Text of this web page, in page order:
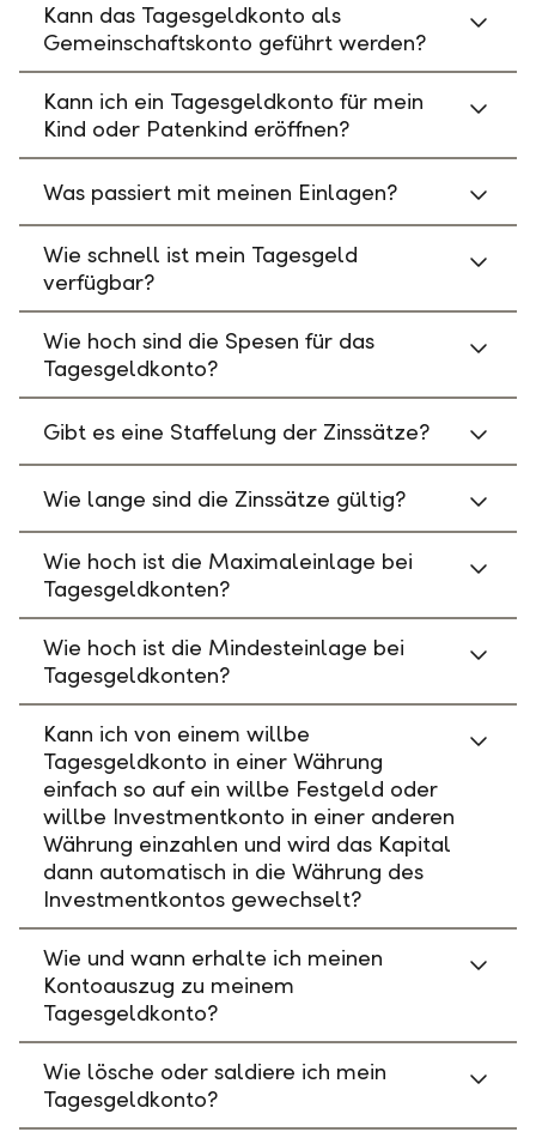
Kann das Tagesgeldkonto als
Gemeinschaftskonto geführt werden?
Kann ich ein Tagesgeldkonto für mein
Kind oder Patenkind eröffnen?
Was passiert mit meinen Einlagen?
Wie schnell ist mein Tagesgeld
verfügbar?
Wie hoch sind die Spesen für das
Tagesgeldkonto?
Gibt es eine Staffelung der Zinssätze?
Wie lange sind die Zinssätze gültig?
Wie hoch ist die Maximaleinlage bei
Tagesgeldkonten?
Wie hoch ist die Mindesteinlage bei
Tagesgeldkonten?
Kann ich von einem willbe
Tagesgeldkonto in einer Währung
einfach so auf ein willbe Festgeld oder
willbe Investmentkonto in einer anderen
Währung einzahlen und wird das Kapital
dann automatisch in die Währung des
Investmentkontos gewechselt?
Wie und wann erhalte ich meinen
Kontoauszug zu meinem
Tagesgeldkonto?
Wie lösche oder saldiere ich mein
Tagesgeldkonto?